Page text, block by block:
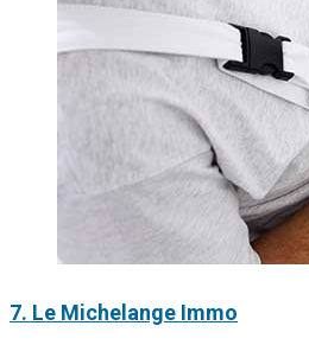
7. Le Michelange Immo